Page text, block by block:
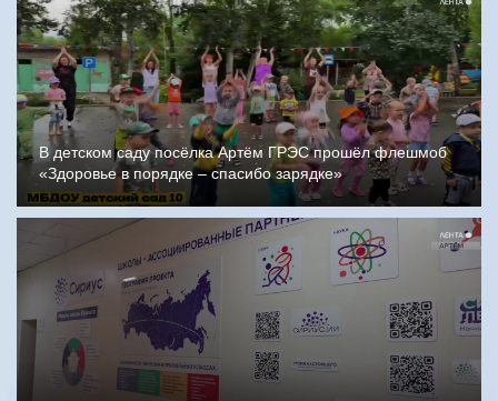
В детском саду посёлка Артём ГРЭС прошёл флешмоб
«Здоровье в порядке – спасибо зарядке»